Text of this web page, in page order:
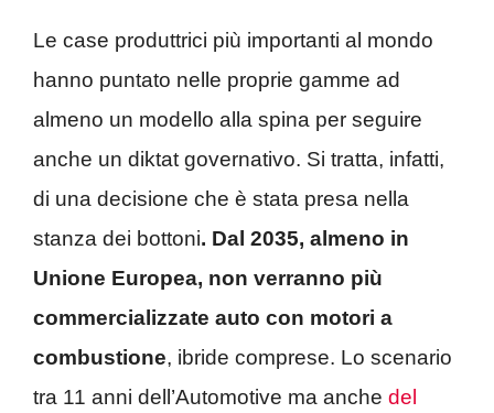
Le case produttrici più importanti al mondo
hanno puntato nelle proprie gamme ad
almeno un modello alla spina per seguire
anche un diktat governativo. Si tratta, infatti,
di una decisione che è stata presa nella
stanza dei bottoni. Dal 2035, almeno in
Unione Europea, non verranno più
commercializzate auto con motori a
combustione, ibride comprese. Lo scenario
tra 11 anni dell’Automotive ma anche del